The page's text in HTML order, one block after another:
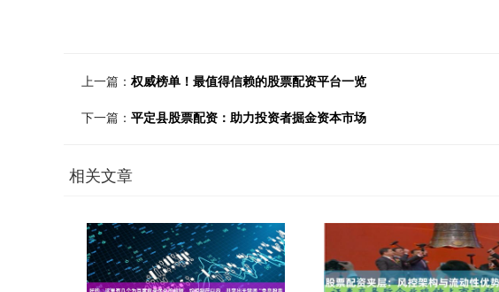
上一篇： 权威榜单！最值得信赖的股票配资平台一览
下一篇： 平定县股票配资：助力投资者掘金资本市场
相关文章